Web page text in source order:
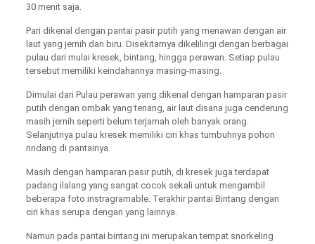
30 menit saja.
Pari dikenal dengan pantai pasir putih yang menawan dengan air
laut yang jernih dan biru. Disekitarnya dikelilingi dengan berbagai
pulau dari mulai kresek, bintang, hingga perawan. Setiap pulau
tersebut memiliki keindahannya masing-masing.
Dimulai dari Pulau perawan yang dikenal dengan hamparan pasir
putih dengan ombak yang tenang, air laut disana juga cenderung
masih jernih seperti belum terjamah oleh banyak orang.
Selanjutnya pulau kresek memiliki ciri khas tumbuhnya pohon
rindang di pantainya.
Masih dengan hamparan pasir putih, di kresek juga terdapat
padang ilalang yang sangat cocok sekali untuk mengambil
beberapa foto instragramable. Terakhir pantai Bintang dengan
ciri khas serupa dengan yang lainnya.
Namun pada pantai bintang ini merupakan tempat snorkeling